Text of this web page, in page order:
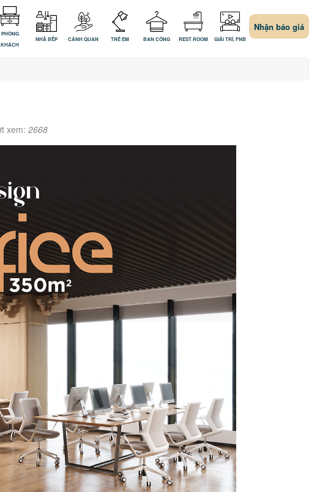
PHÒNG
KHÁCH
NHÀ BẾP CẢNH QUAN TRẺ EM BAN CÔNG REST ROOM GIẢI TRÍ, FNB
Nhận báo giá
xem: 2668